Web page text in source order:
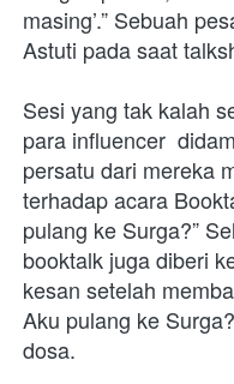
masing’.” Sebuah
Astuti pada saat
Sesi yang tak kalah
para influencer
persatu dari mereka
terhadap acara
pulang ke Surga?”
booktalk juga diberi
kesan setelah
Aku pulang ke
dosa.